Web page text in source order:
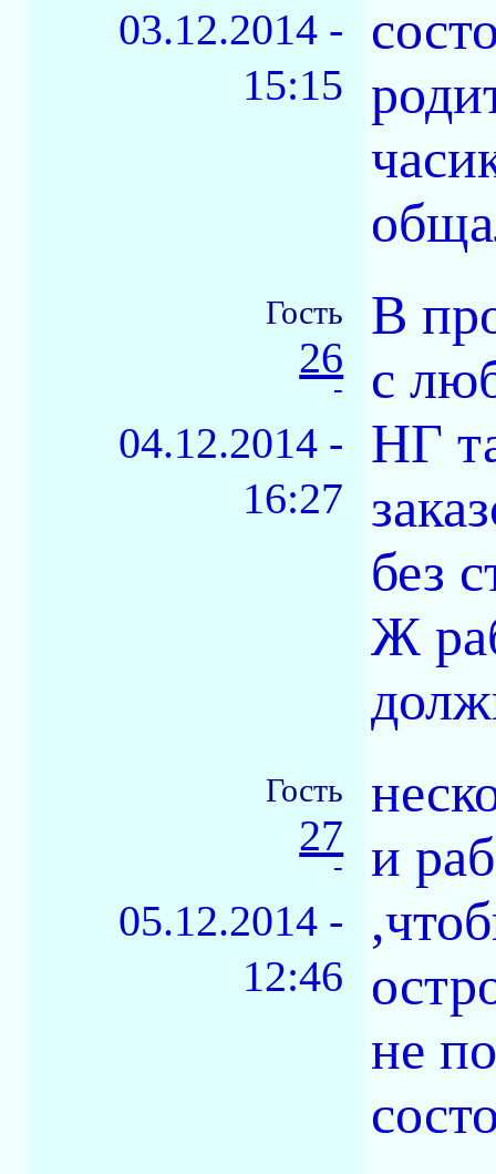
03.12.2014 -
15:15
Гость
26
-
04.12.2014 -
16:27
В
с
НГ
без
Ж
Гость
27
-
05.12.2014 -
12:46
и
не